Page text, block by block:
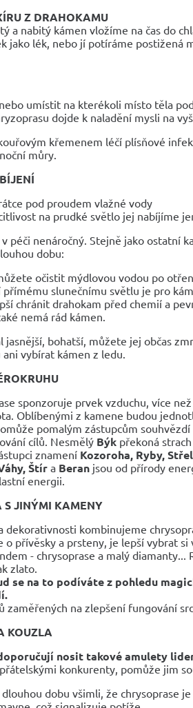
Z DRAHOKAMU
a nabitý kámen vložíme na čas do
jako lék, nebo jí potíráme postižená
umístit na kterékoli místo těla
dojde k naladění mysli na
křemenem léčí plísňové
můry.
pod proudem vlažné vody
na prudké světlo jej nabíjíme
v péči nenáročný. Stejně jako ostatní
dobu:
očistit mýdlovou vodou po
přímému slunečnímu světlu je pro
chránit drahokam před chemií a
nemá rád kámen.
jasnější, bohatší, můžete jej občas
vybírat kámen z ledu.
sponzoruje prvek vzduchu, více
Oblíbenými z kamene budou
pomalým zástupcům souhvězdí
cílů. Nesmělý Býk překoná
znamení Kozoroha, Ryby,
Štír a Beran jsou od přírody
energii.
S JINÝMI KAMENY
dekorativnosti kombinujeme
o přívěsky a prsteny, je lepší vybrat
- chrysoprase a malý diamanty...
zlato.
se na to podíváte z pohledu
zaměřených na zlepšení fungování
KOUZLA
nosit takové amulety
konkurenty, pomůže jim
dlouhou dobu všimli, že chrysoprase